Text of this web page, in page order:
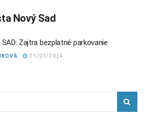
Nový Sad
SAD: Zajtra bezplatné parkovanie
31/01/2024